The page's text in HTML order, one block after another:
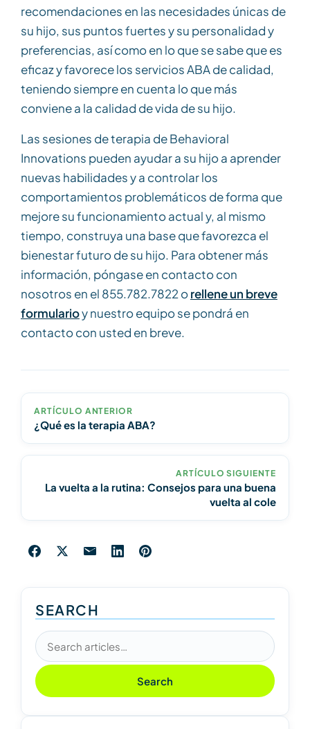
recomendaciones en las necesidades únicas de
su hijo, sus puntos fuertes y su personalidad y
preferencias, así como en lo que se sabe que es
eficaz y favorece los servicios ABA de calidad,
teniendo siempre en cuenta lo que más
conviene a la calidad de vida de su hijo.
Las sesiones de terapia de Behavioral
Innovations pueden ayudar a su hijo a aprender
nuevas habilidades y a controlar los
comportamientos problemáticos de forma que
mejore su funcionamiento actual y, al mismo
tiempo, construya una base que favorezca el
bienestar futuro de su hijo. Para obtener más
información, póngase en contacto con
nosotros en el 855.782.7822 orellene un breve
formularioy nuestro equipo se pondrá en
contacto con usted en breve.
ARTÍCULO ANTERIOR
¿Qué es la terapia ABA?
ARTÍCULO SIGUIENTE
La vuelta a la rutina: Consejos para una buena
vuelta al cole
SEARCH
Search articles
Search